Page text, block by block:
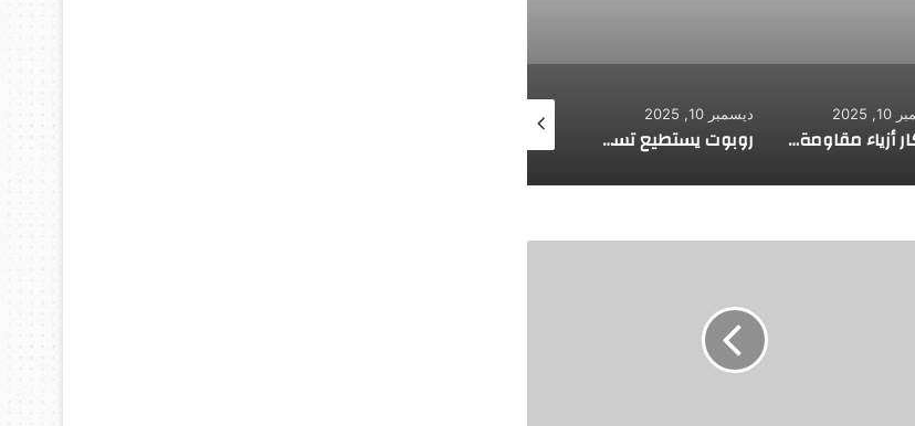
ديسمبر 10, 2025 ديسمبر 10, 2025